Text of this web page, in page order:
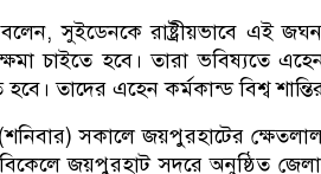
সুইডেনকে রাষ্ট্রীয়ভাবে এই
চাইতে হবে। তারা ভবিষ্যতে
তাদের এহেন কর্মকান্ড বিশ্ব
সকালে জয়পুরহাটের ক্ষেতলাল
জয়পুরহাট সদরে অনুষ্ঠিত